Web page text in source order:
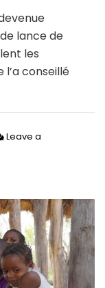
lance de
les
l’a conseillé
Leave a